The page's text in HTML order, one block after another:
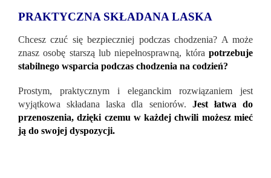
PRAKTYCZNA SKŁADANA LASKA
Chcesz czuć się bezpieczniej podczas chodzenia? A może
znasz osobę starszą lub niepełnosprawną, która potrzebuje
stabilnego wsparcia podczas chodzenia na codzień?
Prostym, praktycznym i eleganckim rozwiązaniem jest
wyjątkowa składana laska dla seniorów. Jest łatwa do
przenoszenia, dzięki czemu w każdej chwili możesz mieć
ją do swojej dyspozycji.